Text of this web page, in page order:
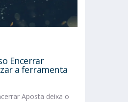
Encerrar
a ferramenta
Aposta deixa o